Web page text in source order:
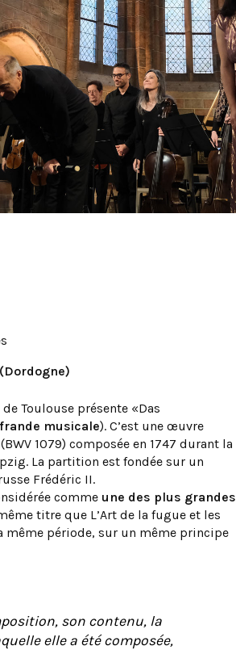
Toulouse présente «Das
musicale). C’est une œuvre
1079) composée en 1747 durant la
La partition est fondée sur un
Frédéric II.
comme une des plus grandes
titre que L’Art de la fugue et les
même période, sur un même principe
son contenu, la
elle a été composée,